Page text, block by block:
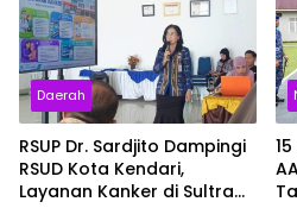
Daerah
RSUP Dr. Sardjito Dampingi
RSUD Kota Kendari,
Layanan Kanker di Sultra